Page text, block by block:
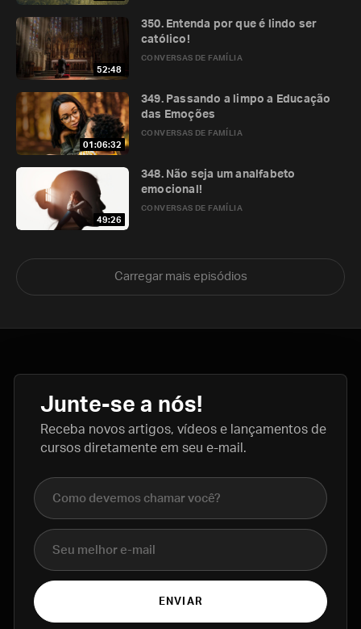
52:48
CONVERSAS DE FAMÍLIA
350. Entenda por que é lindo ser
católico!
01:06:32
CONVERSAS DE FAMÍLIA
349. Passando a limpo a Educação
das Emoções
49:26
CONVERSAS DE FAMÍLIA
348. Não seja um analfabeto
emocional!
Carregar mais episódios
Junte-se a nós!
Receba novos artigos, vídeos e lançamentos de
cursos diretamente em seu e-mail.
Nome completo
E-mail
ENVIAR